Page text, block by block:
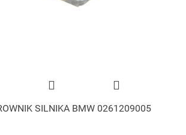
SILNIKA BMW 0261209005